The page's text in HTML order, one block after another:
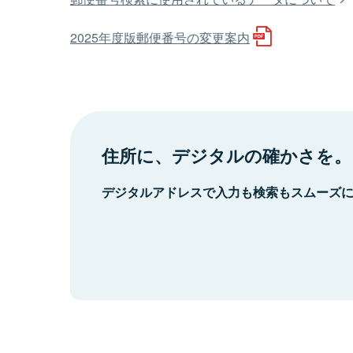
2025年度版郵便番号の変更案内
住所に、デジタルの確かさを。
デジタルアドレスで入力も検索もスムーズ